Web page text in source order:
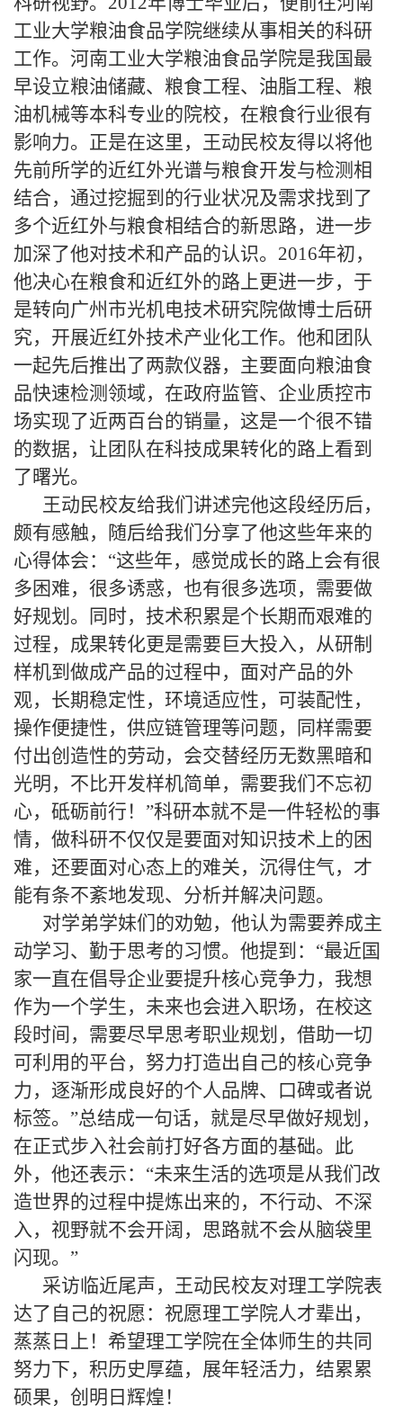
工业大学粮油食品学院继续从事相关的科研
工作。河南工业大学粮油食品学院是我国最
早设立粮油储藏、粮食工程、油脂工程、粮
油机械等本科专业的院校，在粮食行业很有
影响力。正是在这里，王动民校友得以将他
先前所学的近红外光谱与粮食开发与检测相
结合，通过挖掘到的行业状况及需求找到了
多个近红外与粮食相结合的新思路，进一步
加深了他对技术和产品的认识。 2016年初，
他决心在粮食和近红外的路上更进一步，于
是转向广州市光机电技术研究院做博士后研
究，开展近红外技术产业化工作。他和团队
一起先后推出了两款仪器，主要面向粮油食
品快速检测领域，在政府监管、企业质控市
场实现了近两百台的销量，这是一个很不错
的数据，让团队在科技成果转化的路上看到
了曙光。
王动民校友给我们讲述完他这段经历后，
颇有感触，随后给我们分享了他这些年来的
心得体会：“这些年，感觉成长的路上会有很
多困难，很多诱惑，也有很多选项，需要做
好规划。同时，技术积累是个长期而艰难的
过程，成果转化更是需要巨大投入，从研制
样机到做成产品的过程中，面对产品的外
观，长期稳定性，环境适应性，可装配性，
操作便捷性，供应链管理等问题，同样需要
付出创造性的劳动，会交替经历无数黑暗和
光明，不比开发样机简单，需要我们不忘初
心，砥砺前行！ ”科研本就不是一件轻松的事
情，做科研不仅仅是要面对知识技术上的困
难，还要面对心态上的难关，沉得住气，才
能有条不紊地发现、分析并解决问题。
对学弟学妹们的劝勉，他认为需要养成主
动学习、勤于思考的习惯。他提到：“最近国
家一直在倡导企业要提升核心竞争力，我想
作为一个学生，未来也会进入职场，在校这
段时间，需要尽早思考职业规划，借助一切
可利用的平台，努力打造出自己的核心竞争
力，逐渐形成良好的个人品牌、口碑或者说
标签。 ”总结成一句话，就是尽早做好规划，
在正式步入社会前打好各方面的基础。此
外，他还表示：“未来生活的选项是从我们改
造世界的过程中提炼出来的，不行动、不深
入，视野就不会开阔，思路就不会从脑袋里
闪现。 ”
采访临近尾声，王动民校友对理工学院表
达了自己的祝愿：祝愿理工学院人才辈出，
蒸蒸日上！希望理工学院在全体师生的共同
努力下，积历史厚蕴，展年轻活力，结累累
硕果，创明日辉煌！